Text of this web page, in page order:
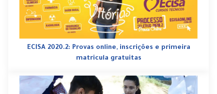
ECISA 2020.2: Provas online, inscrições e primeira
matricula gratuitas